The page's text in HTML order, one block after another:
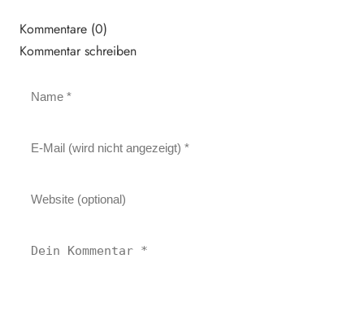
Kommentare (0)
Kommentar schreiben